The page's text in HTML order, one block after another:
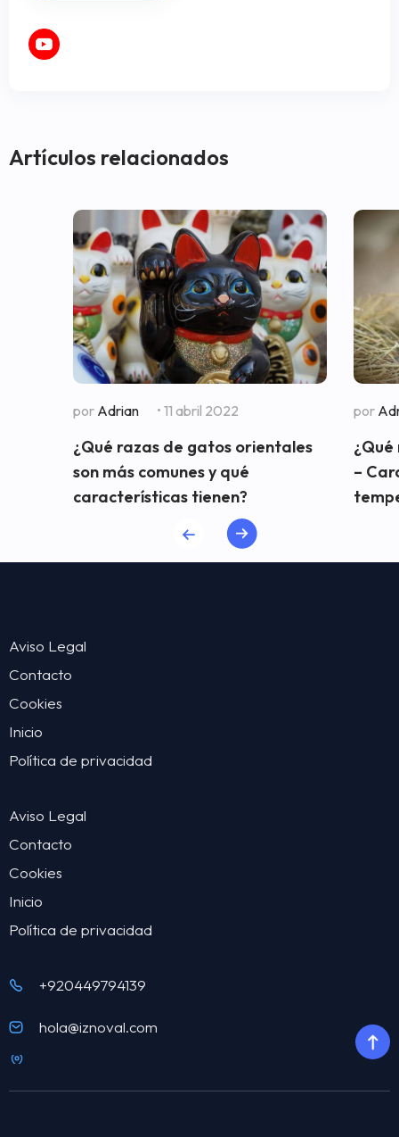
Artículos relacionados
por Adrian • 11 abril 2022
¿Qué razas de gatos orientales
son más comunes y qué
características tienen?
por
–
Aviso Legal
Contacto
Cookies
Inicio
Política de privacidad
Aviso Legal
Contacto
Cookies
Inicio
Política de privacidad
+920449794139
hola@iznoval.com